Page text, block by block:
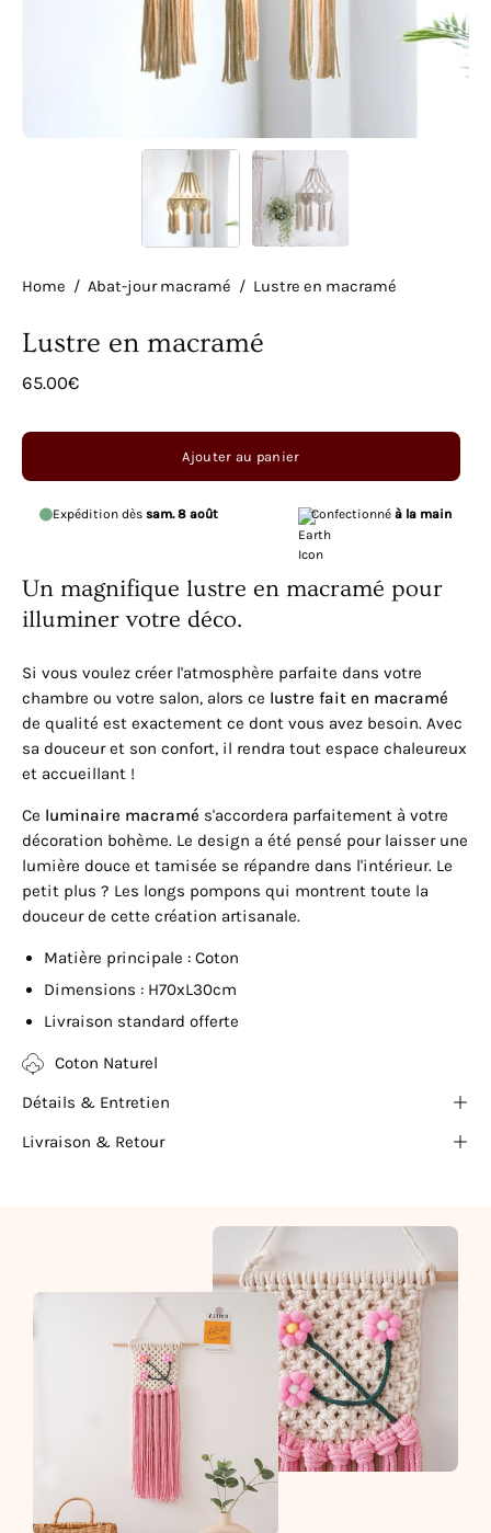
Home / Abat-jour macramé / Lustre en macramé
Lustre en macramé
65.00€
Ajouter au panier
Expédition dès sam. 8 août Confectionné à la main
Un magnifique lustre en macramé pour
illuminer votre déco.
Si vous voulez créer l'atmosphère parfaite dans votre
chambre ou votre salon, alors ce lustre fait en macramé
de qualité est exactement ce dont vous avez besoin. Avec
sa douceur et son confort, il rendra tout espace chaleureux
et accueillant !
Ce luminaire macramé s'accordera parfaitement à votre
décoration bohème. Le design a été pensé pour laisser une
lumière douce et tamisée se répandre dans l'intérieur. Le
petit plus ? Les longs pompons qui montrent toute la
douceur de cette création artisanale.
Matière principale : Coton
Dimensions : H70xL30cm
Livraison standard offerte
Coton Naturel
Détails & Entretien
Livraison & Retour